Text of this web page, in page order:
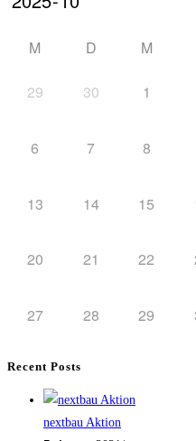
M D M
29 30 1
6 7 8
13 14 15
20 21 22
27 28 29
Recent Posts
nextbau Aktion